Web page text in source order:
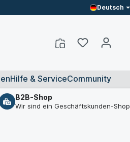
Deutsch
Hilfe & ServiceCommunity
B2B-Shop
Wir sind ein Geschäftskunden-Shop